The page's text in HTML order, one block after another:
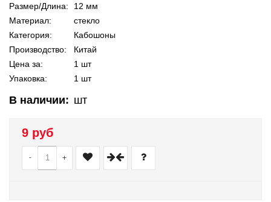
Размер/Длина:
12 мм
Материал:
стекло
Категория:
Кабошоны
Производство:
Китай
Цена за:
1 шт
Упаковка:
1 шт
В наличии: шт
9 руб
- +